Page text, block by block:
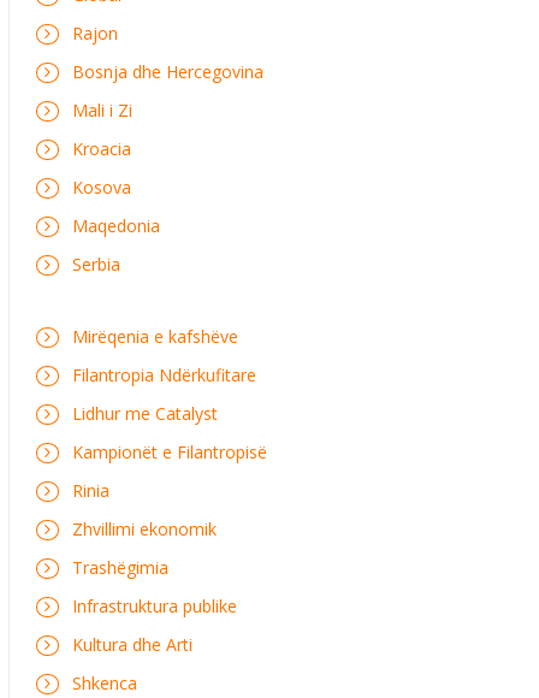
Rajon
Bosnja dhe Hercegovina
Mali i Zi
Kroacia
Kosova
Maqedonia
Serbia
Mirëqenia e kafshëve
Filantropia Ndërkufitare
Lidhur me Catalyst
Kampionët e Filantropisë
Rinia
Zhvillimi ekonomik
Trashëgimia
Infrastruktura publike
Kultura dhe Arti
Shkenca